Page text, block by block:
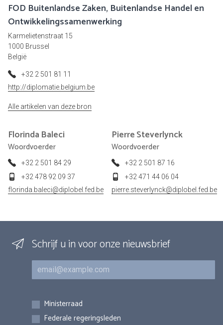
FOD Buitenlandse Zaken, Buitenlandse Handel en
Ontwikkelingssamenwerking
Karmelietenstraat 15
1000 Brussel
België
+32 2 501 81 11
http://diplomatie.belgium.be
Alle artikelen van deze bron
Florinda Baleci
Woordvoerder
+32 2 501 84 29
+32 478 92 09 37
florinda.baleci@diplobel.fed.be
PierreSteverlynck
Woordvoerder
+32 2 501 87 16
+32 471 44 06 04
pierre.steverlynck@diplobel.fed.be
Schrijf u in voor onze nieuwsbrief
E-mail
Inschrijvingen
Ministerraad
Federale regeringsleden